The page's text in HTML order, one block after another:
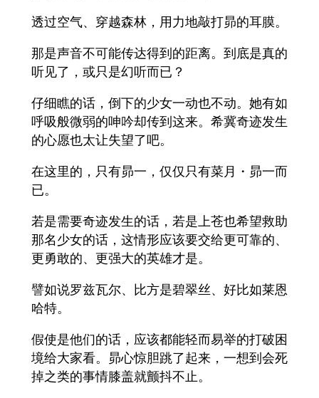
透过空气、穿越森林，用力地敲打昴的耳膜。
那是声音不可能传达得到的距离。到底是真的
听见了，或只是幻听而已？
仔细瞧的话，倒下的少女一动也不动。她有如
呼吸般微弱的呻吟却传到这来。希冀奇迹发生
的心愿也太让失望了吧。
在这里的，只有昴一，仅仅只有菜月・昴一而
已。
若是需要奇迹发生的话，若是上苍也希望救助
那名少女的话，这情形应该要交给更可靠的、
更勇敢的、更强大的英雄才是。
譬如说罗兹瓦尔、比方是碧翠丝、好比如莱恩
哈特。
假使是他们的话，应该都能轻而易举的打破困
境给大家看。昴心惊胆跳了起来，一想到会死
掉之类的事情膝盖就颤抖不止。